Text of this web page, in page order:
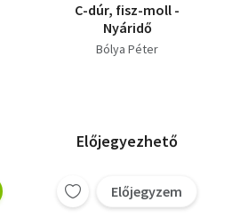
C-dúr, fisz-moll -
Nyáridő
Bólya Péter
Előjegyezhető
Előjegyzem